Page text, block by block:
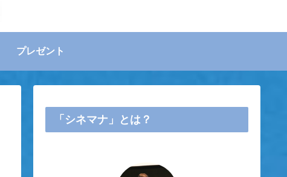
プレゼント
「シネマナ」とは？